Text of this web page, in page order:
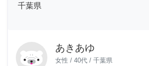
千葉県
あきあゆ
女性 / 40代 / 千葉県